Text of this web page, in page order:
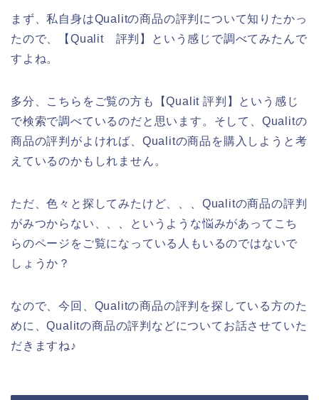
まず、私自身はQualitの商品の評判について知りたかっ
たので、【Qualit 評判】という感じで調べてみたんで
すよね。
多分、こちらをご覧の方も【Qualit 評判】という感じ
で検索で調べているのだと思います。そして、Qualitの
商品の評判がよければ、Qualitの商品を購入しようと考
えているのかもしれません。
ただ、色々と探してみたけど、、、Qualitの商品の評判
がみつからない、、、というような悩みがあってこち
らのページをご覧になっている人もいるのではないで
しょうか？
なので、今回、Qualitの商品の評判を探している方のた
めに、Qualitの商品の評判などについてお話させていた
だきますね♪